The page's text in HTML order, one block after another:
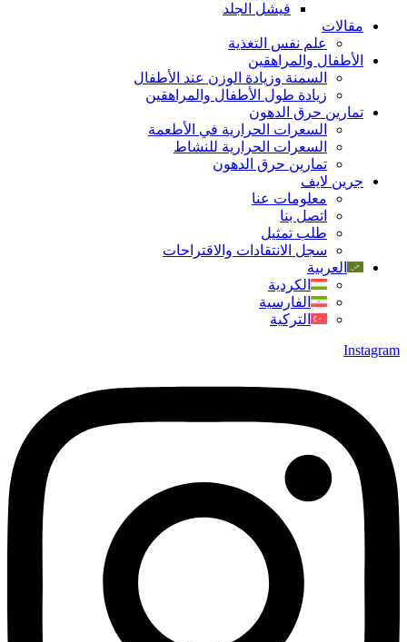
فيشل الجلد
مقالات
علم نفس التغذية
الأطفال والمراهقين
السمنة وزيادة الوزن عند الأطفال
زيادة طول الأطفال والمراهقين
تمارين حرق الدهون
السعرات الحرارية في الأطعمة
السعرات الحرارية للنشاط
تمارين حرق الدهون
جرین لایف
معلومات عنا
اتصل بنا
طلب تمثيل
سجل الانتقادات والاقتراحات
العربية
الكردية
الفارسية
التركية
Instagram